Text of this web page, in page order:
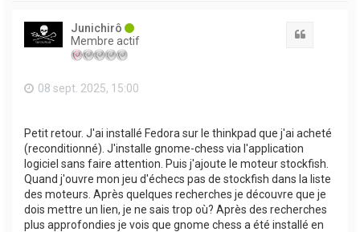
Junichirô
Membre actif
08 sept. 2025, 15:00
Petit retour. J'ai installé Fedora sur le thinkpad que j'ai acheté
(reconditionné). J'installe gnome-chess via l'application
logiciel sans faire attention. Puis j'ajoute le moteur stockfish.
Quand j'ouvre mon jeu d'échecs pas de stockfish dans la liste
des moteurs. Après quelques recherches je découvre que je
dois mettre un lien, je ne sais trop où? Après des recherches
plus approfondies je vois que gnome chess a été installé en